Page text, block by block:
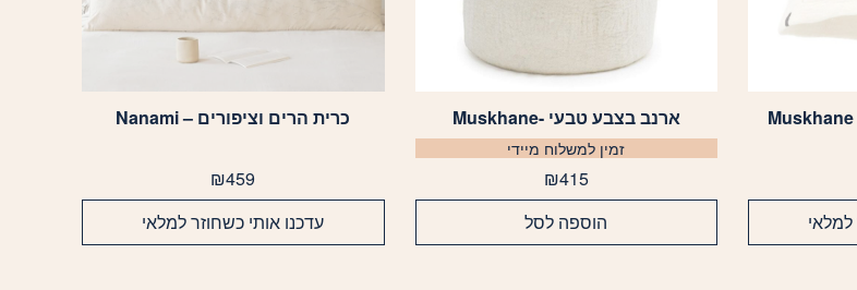
למלאי
ארנב בצבע טבעי -Muskhane
זמין למשלוח מיידי
₪415
הוספה לסל
כרית הרים וציפורים – Nanami
₪459
עדכנו אותי כשחוזר למלאי